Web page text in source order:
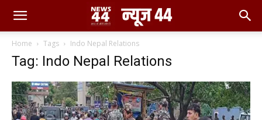
Home Tags Indo Nepal Relations
Tag: Indo Nepal Relations